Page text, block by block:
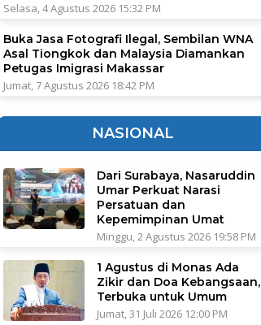
Selasa, 4 Agustus 2026 15:32 PM
Buka Jasa Fotografi Ilegal, Sembilan WNA
Asal Tiongkok dan Malaysia Diamankan
Petugas Imigrasi Makassar
Jumat, 7 Agustus 2026 18:42 PM
NASIONAL
Dari Surabaya, Nasaruddin
Umar Perkuat Narasi
Persatuan dan
Kepemimpinan Umat
Minggu, 2 Agustus 2026 19:58 PM
1 Agustus di Monas Ada
Zikir dan Doa Kebangsaan,
Terbuka untuk Umum
Jumat, 31 Juli 2026 12:00 PM